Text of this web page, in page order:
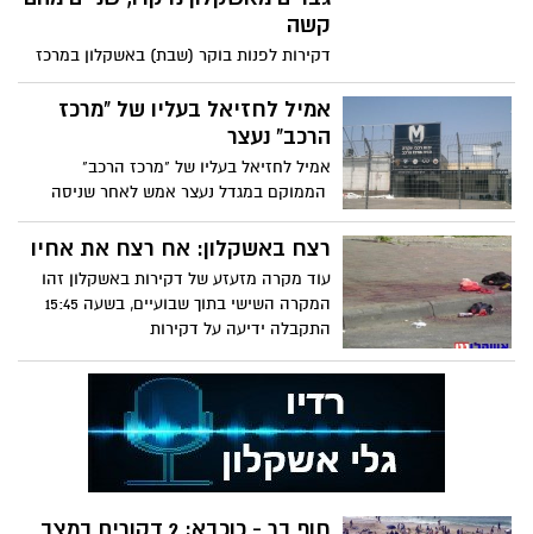
קשה
דקירות לפנות בוקר (שבת) באשקלון במרכז
אפרידר: שלושה גברים מאשקלון נדקרו
בחלקים שונים בגופם. הבוקר
אמיל לחזיאל בעליו של "מרכז
הרכב" נעצר
אמיל לחזיאל בעליו של "מרכז הרכב"
הממוקם במגדל נעצר אמש לאחר שניסה
לצאת מגבולות המדינה, בית המשפט
רצח באשקלון: אח רצח את אחיו
עוד מקרה מזעזע של דקירות באשקלון זהו
המקרה השישי בתוך שבועיים, בשעה 15:45
התקבלה ידיעה על דקירות